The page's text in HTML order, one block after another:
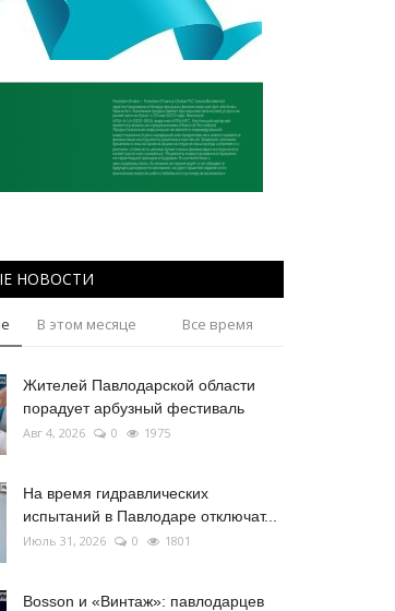
НОВОСТИ
В этом месяце Все время
Жителей Павлодарской области
порадует арбузный фестиваль
Авг 4, 2026 0 1975
На время гидравлических
испытаний в Павлодаре отключат...
Июль 31, 2026 0 1801
Bosson и «Винтаж»: павлодарцев